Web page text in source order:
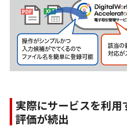
実際にサービスを利用
評価が続出